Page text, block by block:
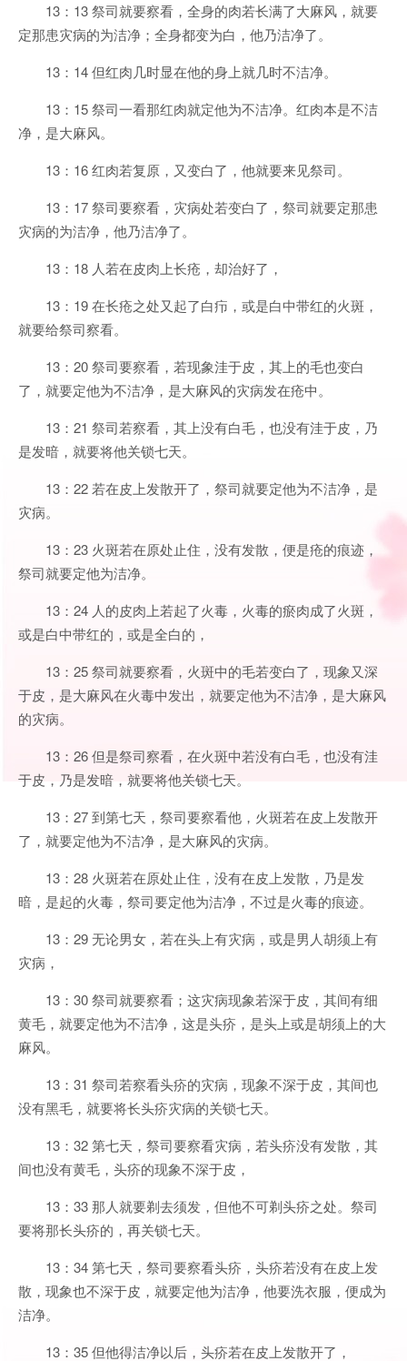
13：13 祭司就要察看，全身的肉若长满了大麻风，就要
定那患灾病的为洁净；全身都变为白，他乃洁净了。
13：14 但红肉几时显在他的身上就几时不洁净。
13：15 祭司一看那红肉就定他为不洁净。红肉本是不洁
净，是大麻风。
13：16 红肉若复原，又变白了，他就要来见祭司。
13：17 祭司要察看，灾病处若变白了，祭司就要定那患
灾病的为洁净，他乃洁净了。
13：18 人若在皮肉上长疮，却治好了，
13：19 在长疮之处又起了白疖，或是白中带红的火斑，
就要给祭司察看。
13：20 祭司要察看，若现象洼于皮，其上的毛也变白
了，就要定他为不洁净，是大麻风的灾病发在疮中。
13：21 祭司若察看，其上没有白毛，也没有洼于皮，乃
是发暗，就要将他关锁七天。
13：22 若在皮上发散开了，祭司就要定他为不洁净，是
灾病。
13：23 火斑若在原处止住，没有发散，便是疮的痕迹，
祭司就要定他为洁净。
13：24 人的皮肉上若起了火毒，火毒的瘀肉成了火斑，
或是白中带红的，或是全白的，
13：25 祭司就要察看，火斑中的毛若变白了，现象又深
于皮，是大麻风在火毒中发出，就要定他为不洁净，是大麻风
的灾病。
13：26 但是祭司察看，在火斑中若没有白毛，也没有洼
于皮，乃是发暗，就要将他关锁七天。
13：27 到第七天，祭司要察看他，火斑若在皮上发散开
了，就要定他为不洁净，是大麻风的灾病。
13：28 火斑若在原处止住，没有在皮上发散，乃是发
暗，是起的火毒，祭司要定他为洁净，不过是火毒的痕迹。
13：29 无论男女，若在头上有灾病，或是男人胡须上有
灾病，
13：30 祭司就要察看；这灾病现象若深于皮，其间有细
黄毛，就要定他为不洁净，这是头疥，是头上或是胡须上的大
麻风。
13：31 祭司若察看头疥的灾病，现象不深于皮，其间也
没有黑毛，就要将长头疥灾病的关锁七天。
13：32 第七天，祭司要察看灾病，若头疥没有发散，其
间也没有黄毛，头疥的现象不深于皮，
13：33 那人就要剃去须发，但他不可剃头疥之处。祭司
要将那长头疥的，再关锁七天。
13：34 第七天，祭司要察看头疥，头疥若没有在皮上发
散，现象也不深于皮，就要定他为洁净，他要洗衣服，便成为
洁净。
13：35 但他得洁净以后，头疥若在皮上发散开了，